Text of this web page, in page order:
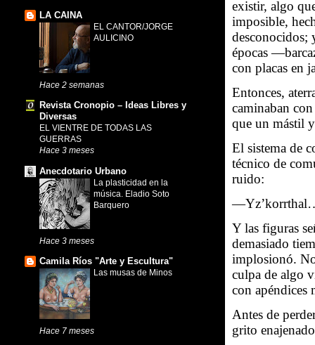
existir, algo
imposible,
desconocidos;
épocas
con placas en
Entonces,
caminaban
que un mástil
El sistema de
técnico de
ruido:
Y las figuras
demasiado
implosionó.
culpa de algo
con apéndices
Antes de
grito
LA CAINA
EL CANTOR/JORGE
AULICINO
Hace 2 semanas
Revista Cronopio – Ideas Libres y
Diversas
EL VIENTRE DE TODAS LAS
GUERRAS
Hace 3 meses
Anecdotario Urbano
La plasticidad en la
música. Eladio Soto
Barquero
Hace 3 meses
Camila Ríos "Arte y Escultura"
Las musas de Minos
Hace 7 meses